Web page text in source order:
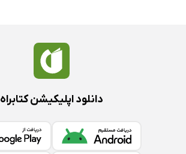
دانلود اپلیکیشن کتابراه